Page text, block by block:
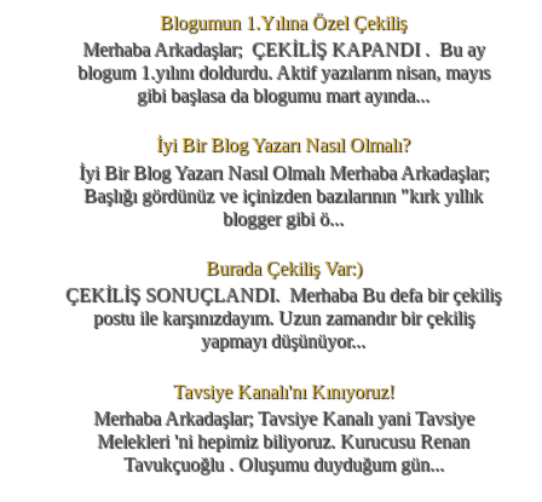
Blogumun 1.Yılına Özel Çekiliş
Merhaba Arkadaşlar; ÇEKİLİŞ KAPANDI . Bu ay
blogum 1.yılını doldurdu. Aktif yazılarım nisan, mayıs
gibi başlasa da blogumu mart ayında...
İyi Bir Blog Yazarı Nasıl Olmalı?
İyi Bir Blog Yazarı Nasıl Olmalı Merhaba Arkadaşlar;
Başlığı gördünüz ve içinizden bazılarının "kırk yıllık
blogger gibi ö...
Burada Çekiliş Var:)
ÇEKİLİŞ SONUÇLANDI. Merhaba Bu defa bir çekiliş
postu ile karşınızdayım. Uzun zamandır bir çekiliş
yapmayı düşünüyor...
Tavsiye Kanalı'nı Kınıyoruz!
Merhaba Arkadaşlar; Tavsiye Kanalı yani Tavsiye
Melekleri 'ni hepimiz biliyoruz. Kurucusu Renan
Tavukçuoğlu . Oluşumu duyduğum gün...